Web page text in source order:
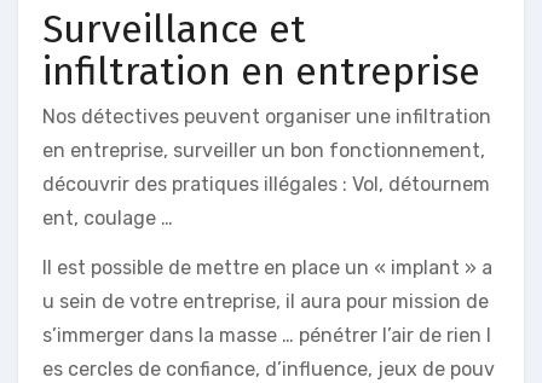
Surveillance et
infiltration en entreprise
Nos détectives peuvent organiser une infiltration
en entreprise, surveiller un bon fonctionnement,
découvrir des pratiques illégales : Vol, détournem
ent, coulage …
Il est possible de mettre en place un « implant » a
u sein de votre entreprise, il aura pour mission de
s’immerger dans la masse … pénétrer l’air de rien l
es cercles de confiance, d’influence, jeux de pouv